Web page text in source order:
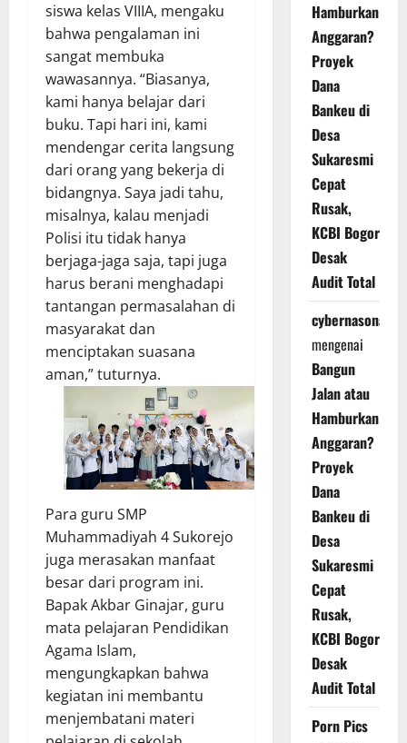
siswa kelas VIIIA, mengaku
bahwa pengalaman ini
sangat membuka
wawasannya. “Biasanya,
kami hanya belajar dari
buku. Tapi hari ini, kami
mendengar cerita langsung
dari orang yang bekerja di
bidangnya. Saya jadi tahu,
misalnya, kalau menjadi
Polisi itu tidak hanya
berjaga-jaga saja, tapi juga
harus berani menghadapi
tantangan permasalahan di
masyarakat dan
menciptakan suasana
aman,” tuturnya.
Para guru SMP
Muhammadiyah 4 Sukorejo
juga merasakan manfaat
besar dari program ini.
Bapak Akbar Ginajar, guru
mata pelajaran Pendidikan
Agama Islam,
mengungkapkan bahwa
kegiatan ini membantu
menjembatani materi
Hamburkan
Anggaran?
Proyek
Dana
Bankeu di
Desa
Sukaresmi
Cepat
Rusak,
KCBI Bogor
Desak
Audit Total
cybernasonal
mengenai
Bangun
Jalan atau
Hamburkan
Anggaran?
Proyek
Dana
Bankeu di
Desa
Sukaresmi
Cepat
Rusak,
KCBI Bogor
Desak
Audit Total
Porn Pics